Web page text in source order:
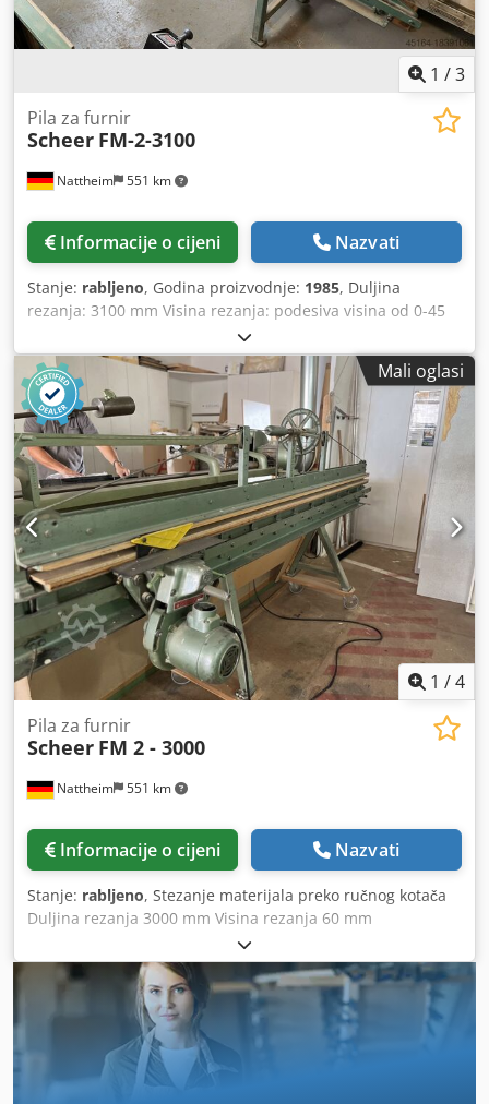
1 /3
Nattheim 551 km
Pila za furnir
Scheer FM-2-3100
Informacije o cijeni Nazvati
Stanje: rabljeno, Godina proizvodnje: 1985, Duljina
rezanja: 3100 mm Visina rezanja: podesiva visina od 0-45
mm Jedinica pile: snažan trofazni motor 220/380 volti, 1,8
kW snage Stezna šipka koja se zateže na vrhu pomoću
ručnog kotača Mjesto skladištenja: Nattheim
Dsdpfxevvkazs Anzokr
Mali oglasi
1 /4
Nattheim 551 km
Pila za furnir
Scheer FM 2 - 3000
Informacije o cijeni Nazvati
Stanje: rabljeno, Stezanje materijala preko ručnog kotača
Duljina rezanja 3000 mm Visina rezanja 60 mm
Dkedpfevvkblex Anzer Mjesto skladištenja: Nattheim